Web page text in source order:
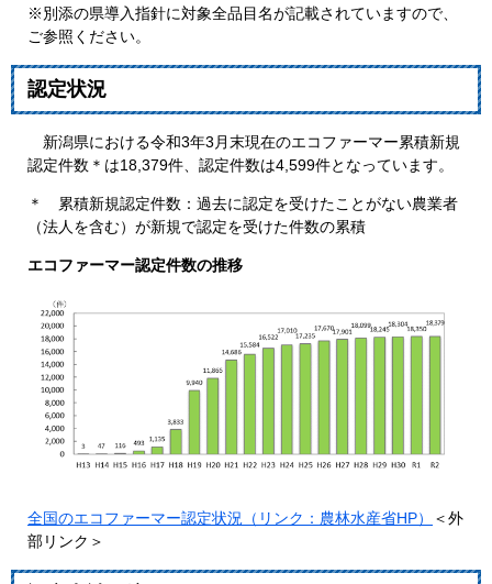
※別添の県導入指針に対象全品目名が記載されていますので、
ご参照ください。
認定状況
新潟県における令和3年3月末現在のエコファーマー累積新規
認定件数＊は18,379件、認定件数は4,599件となっています。
＊ 累積新規認定件数：過去に認定を受けたことがない農業者
（法人を含む）が新規で認定を受けた件数の累積
エコファーマー認定件数の推移
全国のエコファーマー認定状況（リンク：農林水産省HP）
＜外
部リンク＞